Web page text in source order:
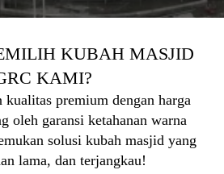
KUBAH MASJID
KAMI?
premium dengan harga
oleh garansi ketahanan warna
solusi kubah masjid yang
lama, dan terjangkau!